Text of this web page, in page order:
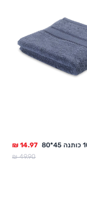
מחיר מלא
49.90 ₪